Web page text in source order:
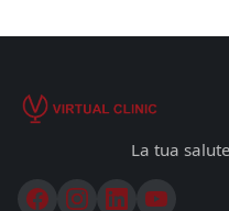
La tua